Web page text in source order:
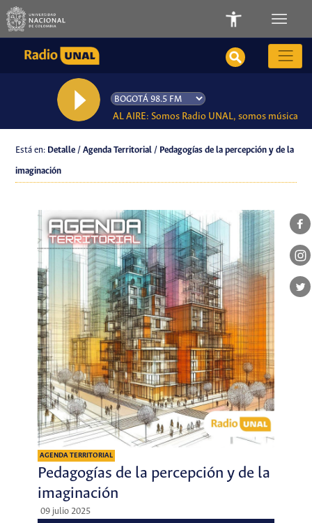
AL AIRE: Somos Radio UNAL, somos música
Está en: Detalle / Agenda Territorial / Pedagogías de la percepción y de la
imaginación
AGENDA TERRITORIAL
Pedagogías de la percepción y de la
imaginación
09 julio 2025